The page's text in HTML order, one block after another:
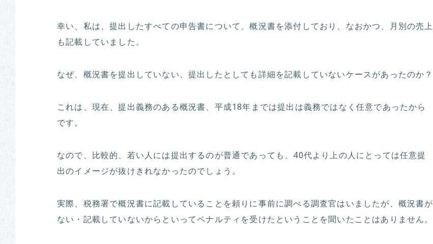
幸い、私は、提出したすべての申告書について、概況書を添付しており、なおかつ、月別の売上
も記載していました。
なぜ、概況書を提出していない、提出したとしても詳細を記載していないケースがあったのか？
これは、現在、提出義務のある概況書、平成18年までは提出は義務ではなく任意であったから
です。
なので、比較的、若い人には提出するのが普通であっても、40代より上の人にとっては任意提
出のイメージが抜けきれなかったのでしょう。
実際、税務署で概況書に記載していることを頼りに事前に調べる調査官はいましたが、概況書が
ない・記載していないからといってペナルティを受けたということを聞いたことはありません。